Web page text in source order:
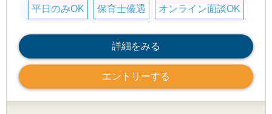
平日のみOK 保育士優遇 オンライン面談OK
詳細をみる
エントリーする